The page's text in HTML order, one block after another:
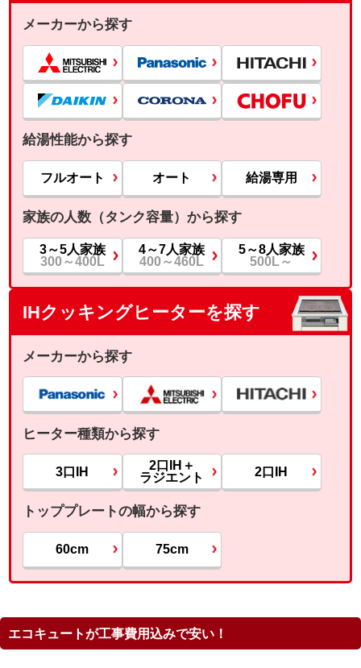
メーカーから探す
給湯性能から探す
フルオート オート 給湯専用
家族の人数（タンク容量）から探す
3～5人家族
300～400L
4～7人家族
400～460L
5～8人家族
500L～
IHクッキングヒーターを探す
メーカーから探す
ヒーター種類から探す
3口IH
2口IH＋
ラジエント
2口IH
トッププレートの幅から探す
60cm 75cm
エコキュートが工事費用込みで安い！